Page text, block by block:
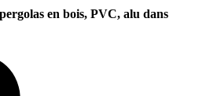
en bois, PVC, alu dans